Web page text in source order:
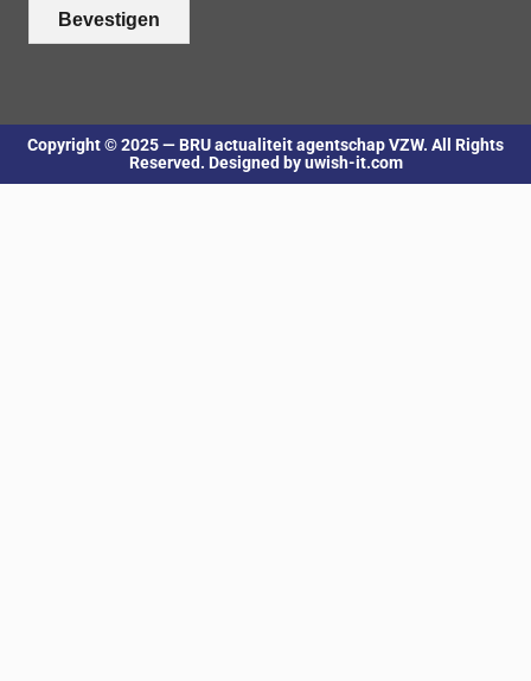
Bevestigen
Copyright © 2025 — BRU actualiteit agentschap VZW. All Rights
Reserved. Designed by uwish-it.com